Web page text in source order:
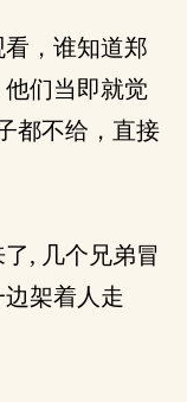
，谁知道郑
们当即就觉
都不给，直接
, 几个兄弟冒
架着人走